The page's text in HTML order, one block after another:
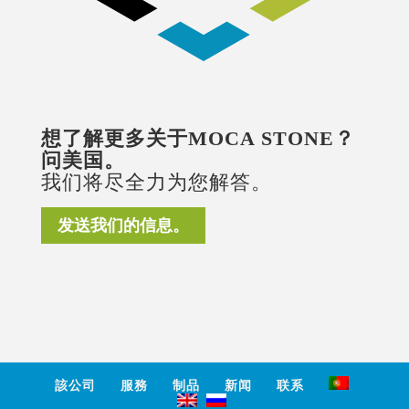
想了解更多关于MOCA STONE？
问美国。
我们将尽全力为您解答。
发送我们的信息。
該公司 服務 制品 新闻 联系